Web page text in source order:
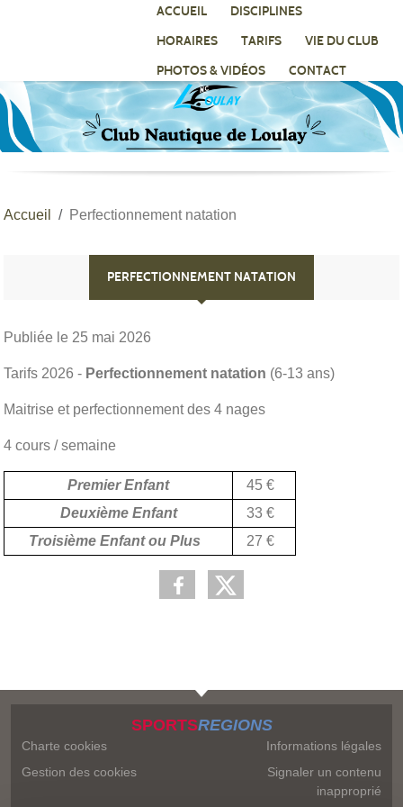
ACCUEIL
DISCIPLINES
HORAIRES
TARIFS
VIE DU CLUB
PHOTOS & VIDÉOS
CONTACT
Accueil Perfectionnement natation
PERFECTIONNEMENT NATATION
Publiée le 25 mai 2026
Tarifs 2026 - Perfectionnement natation (6-13 ans)
Maitrise et perfectionnement des 4 nages
4 cours / semaine
Premier Enfant
45 €
Deuxième Enfant
33 €
Troisième Enfant ou Plus
27 €
SPORTSREGIONS
Charte cookies
Gestion des cookies
Informations légales
Signaler un contenu
inapproprié
Panneau de gestion des cookies